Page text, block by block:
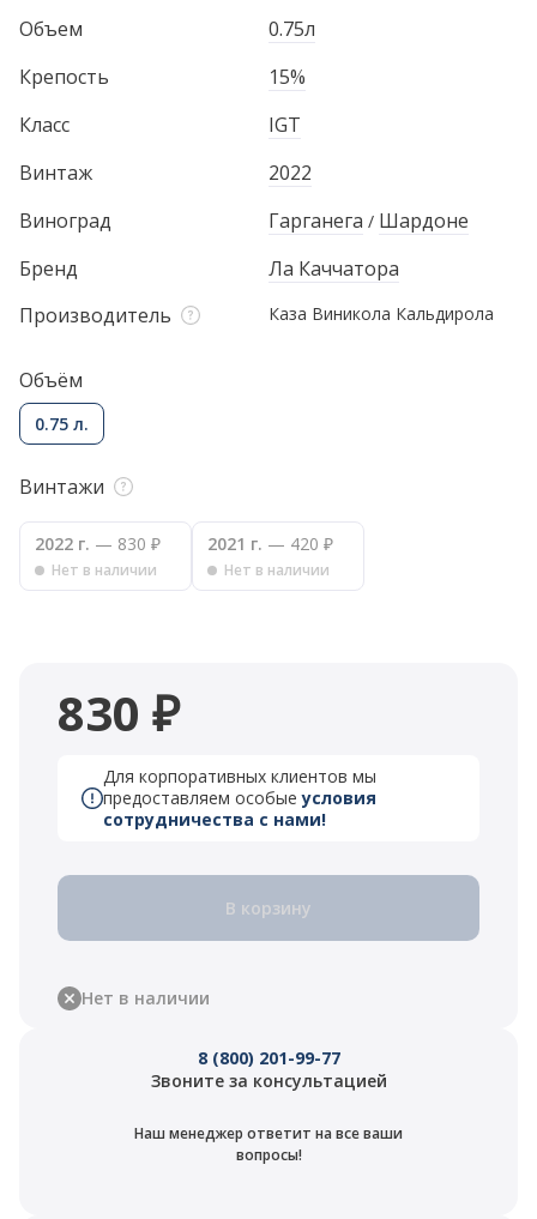
Объем
0.75л
Крепость
15%
Класс
IGT
Винтаж
2022
Виноград
Гарганега / Шардоне
Бренд
Ла Каччатора
Производитель
Каза Виникола Кальдирола
Объём
0.75 л.
Винтажи
2022 г. — 830 ₽
Нет в наличии
2021 г. — 420 ₽
Нет в наличии
830 ₽
Для корпоративных клиентов мы
предоставляем особыеусловия
сотрудничества с нами!
В корзину
Нет в наличии
8 (800) 201-99-77
Звоните за консультацией
Наш менеджер ответит на все ваши
вопросы!